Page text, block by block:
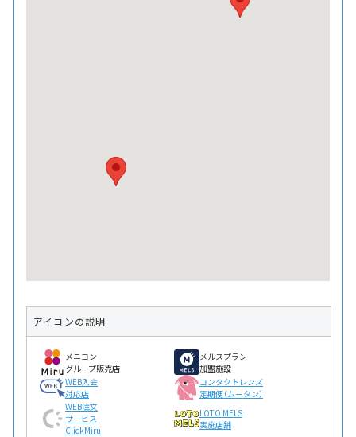
アイコンの説明
メニコン
グループ販売店
メルスプラン
加盟施設
WEB入会
対応店
コンタクトレンズ
定期便（ムータン）
WEB注文
サービス
ClickMiru
LOTO MELS
実施店舗